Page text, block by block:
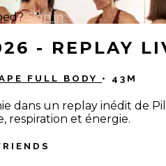
Sign in
- REPLAY
FULL BODY • 43M
dans un replay inédit de
respiration et énergie.